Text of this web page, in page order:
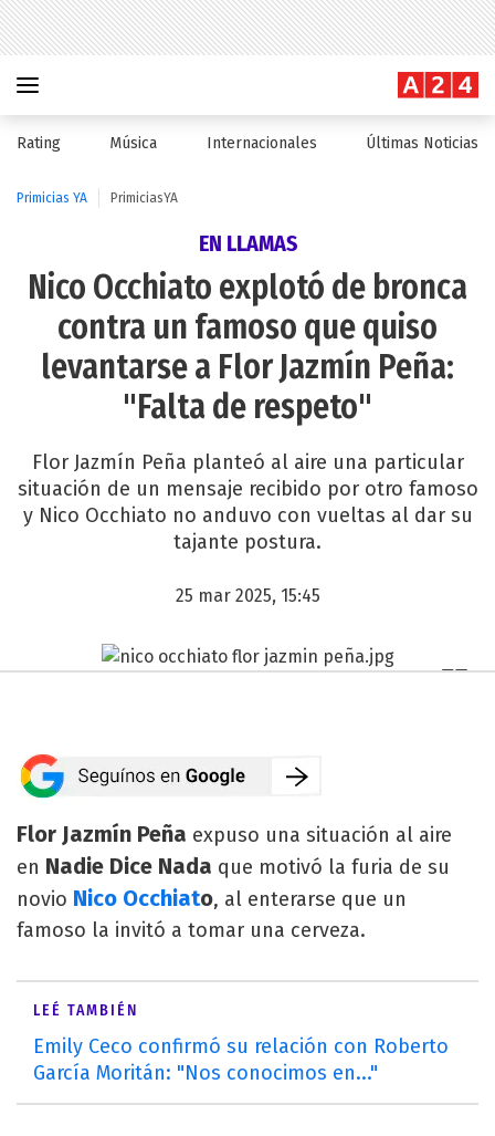
Rating Música Internacionales Últimas Noticias
Primicias YA PrimiciasYA
EN LLAMAS
Nico Occhiato explotó de bronca
contra un famoso que quiso
levantarse a Flor Jazmín Peña:
"Falta de respeto"
Flor Jazmín Peña planteó al aire una particular
situación de un mensaje recibido por otro famoso
y Nico Occhiato no anduvo con vueltas al dar su
tajante postura.
25 mar 2025, 15:45
Flor Jazmín Peña expuso una situación al aire
en Nadie Dice Nada que motivó la furia de su
novio Nico Occhiato, al enterarse que un
famoso la invitó a tomar una cerveza.
LEÉ TAMBIÉN
Emily Ceco confirmó su relación con Roberto
García Moritán: "Nos conocimos en..."